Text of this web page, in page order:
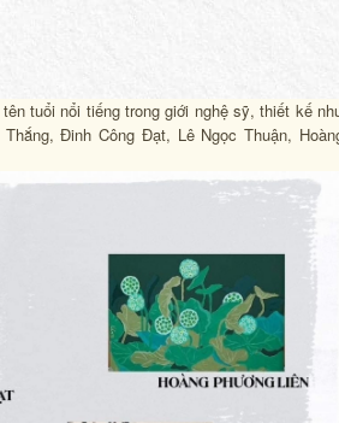
tuổi nổi tiếng trong giới nghệ sỹ, thiết kế
Đinh Công Đạt, Lê Ngọc Thuận,